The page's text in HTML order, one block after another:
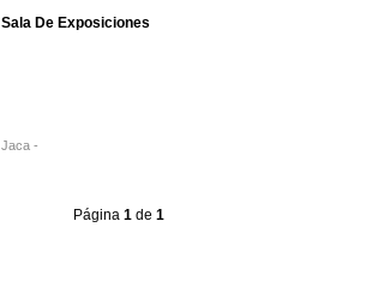
Sala De Exposiciones
Jaca -
Página 1 de 1